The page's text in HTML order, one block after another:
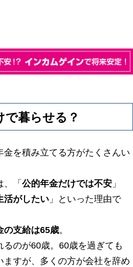
で暮らせる？
金を積み立てる方がたくさんい
「 公的年金だけでは不安 」
活がしたい 」といった理由で
の支給は65歳。
のが60歳。60歳を過ぎても
ますが、多くの方が会社を辞め